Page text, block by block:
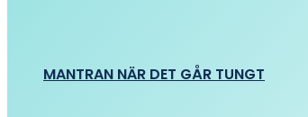
MANTRAN NÄR DET GÅR TUNGT